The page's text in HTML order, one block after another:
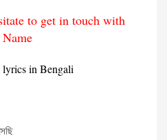
to get in touch with
in Bengali